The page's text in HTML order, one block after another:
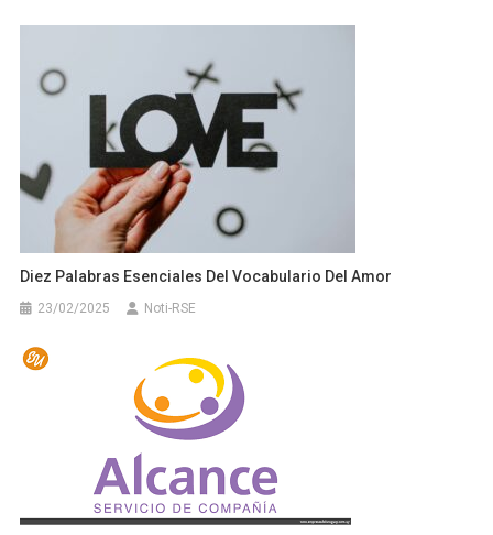
Diez Palabras Esenciales Del Vocabulario Del Amor
23/02/2025 Noti-RSE